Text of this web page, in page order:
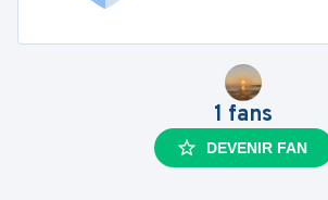
1 fans
DEVENIR FAN